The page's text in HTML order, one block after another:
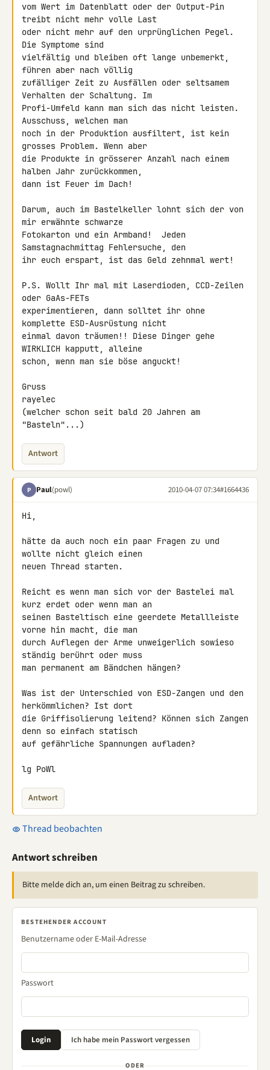
vom Wert im Datenblatt oder der Output-Pin
treibt nicht mehr volle Last
oder nicht mehr auf den urprünglichen Pegel.
Die Symptome sind
vielfältig und bleiben oft lange unbemerkt,
führen aber nach völlig
zufälliger Zeit zu Ausfällen oder seltsamem
Verhalten der Schaltung. Im
Profi-Umfeld kann man sich das nicht leisten.
Ausschuss, welchen man
noch in der Produktion ausfiltert, ist kein
grosses Problem. Wenn aber
die Produkte in grösserer Anzahl nach einem
halben Jahr zurückkommen,
dann ist Feuer im Dach!
Darum, auch im Bastelkeller lohnt sich der von
mir erwähnte schwarze
Fotokarton und ein Armband!  Jeden
Samstagnachmittag Fehlersuche, den
ihr euch erspart, ist das Geld zehnmal wert!
P.S. Wollt Ihr mal mit Laserdioden, CCD-Zeilen
oder GaAs-FETs
experimentieren, dann solltet ihr ohne
komplette ESD-Ausrüstung nicht
einmal davon träumen!! Diese Dinger gehe
WIRKLICH kapputt, alleine
schon, wenn man sie böse anguckt!
Gruss
rayelec
(welcher schon seit bald 20 Jahren am
"Basteln"...)
Antwort
P Paul(powl) 2010-04-07 07:34#1664436
Hi,
hätte da auch noch ein paar Fragen zu und
wollte nicht gleich einen
neuen Thread starten.
Reicht es wenn man sich vor der Bastelei mal
kurz erdet oder wenn man an
seinen Basteltisch eine geerdete Metallleiste
vorne hin macht, die man
durch Auflegen der Arme unweigerlich sowieso
ständig berührt oder muss
man permanent am Bändchen hängen?
Was ist der Unterschied von ESD-Zangen und den
herkömmlichen? Ist dort
die Griffisolierung leitend? Können sich Zangen
denn so einfach statisch
auf gefährliche Spannungen aufladen?
lg PoWl
Antwort
Thread beobachten
Antwort schreiben
Bitte melde dich an, um einen Beitrag zu schreiben.
BESTEHENDER ACCOUNT
Benutzername oder E-Mail-Adresse
Passwort
ODER